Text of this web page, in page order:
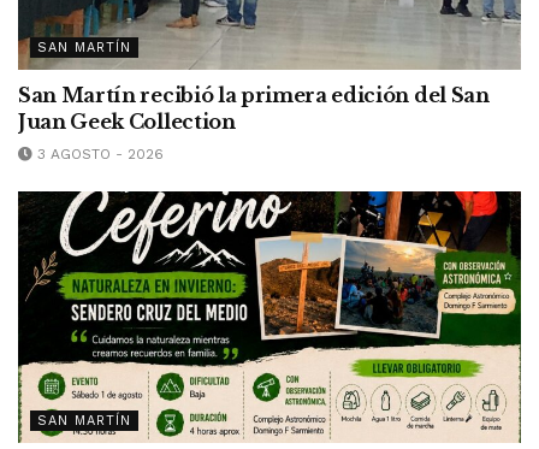
SAN MARTÍN
San Martín recibió la primera edición del San
Juan Geek Collection
3 AGOSTO - 2026
SAN MARTÍN